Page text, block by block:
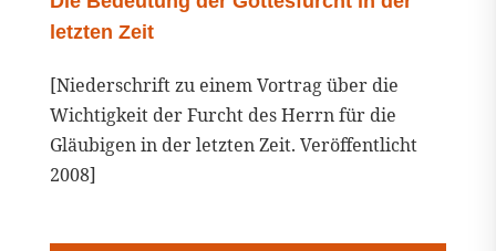
letzten Zeit
[Niederschrift zu einem Vortrag über die
Wichtigkeit der Furcht des Herrn für die
Gläubigen in der letzten Zeit. Veröffentlicht
2008]